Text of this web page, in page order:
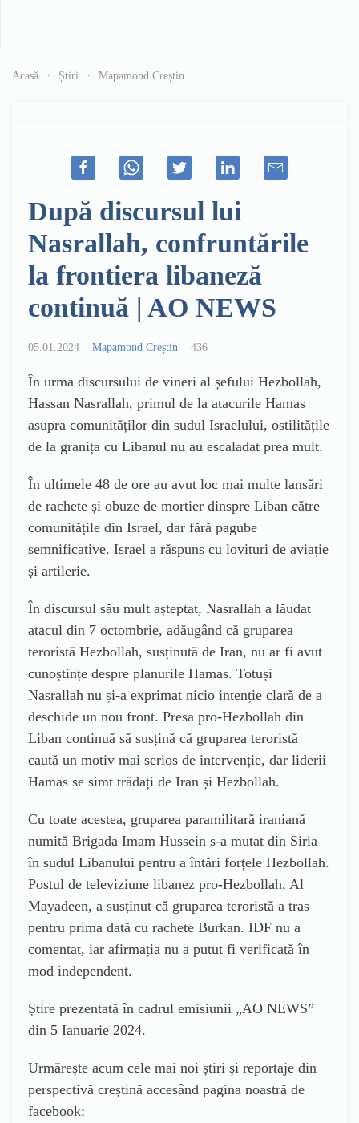
Acasă Știri Mapamond Creștin
După discursul lui
Nasrallah, confruntările
la frontiera libaneză
continuă | AO NEWS
05.01.2024 Mapamond Creștin 436
În urma discursului de vineri al șefului Hezbollah,
Hassan Nasrallah, primul de la atacurile Hamas
asupra comunităților din sudul Israelului, ostilitățile
de la granița cu Libanul nu au escaladat prea mult.
În ultimele 48 de ore au avut loc mai multe lansări
de rachete și obuze de mortier dinspre Liban către
comunitățile din Israel, dar fără pagube
semnificative. Israel a răspuns cu lovituri de aviație
și artilerie.
În discursul său mult așteptat, Nasrallah a lăudat
atacul din 7 octombrie, adăugând că gruparea
teroristă Hezbollah, susținută de Iran, nu ar fi avut
cunoștințe despre planurile Hamas. Totuși
Nasrallah nu și-a exprimat nicio intenție clară de a
deschide un nou front. Presa pro-Hezbollah din
Liban continuă să susțină că gruparea teroristă
caută un motiv mai serios de intervenție, dar liderii
Hamas se simt trădați de Iran și Hezbollah.
Cu toate acestea, gruparea paramilitară iraniană
numită Brigada Imam Hussein s-a mutat din Siria
în sudul Libanului pentru a întări forțele Hezbollah.
Postul de televiziune libanez pro-Hezbollah, Al
Mayadeen, a susținut că gruparea teroristă a tras
pentru prima dată cu rachete Burkan. IDF nu a
comentat, iar afirmația nu a putut fi verificată în
mod independent.
Știre prezentată în cadrul emisiunii „AO NEWS”
din 5 Ianuarie 2024.
Urmărește acum cele mai noi știri și reportaje din
perspectivă creștină accesând pagina noastră de
facebook: